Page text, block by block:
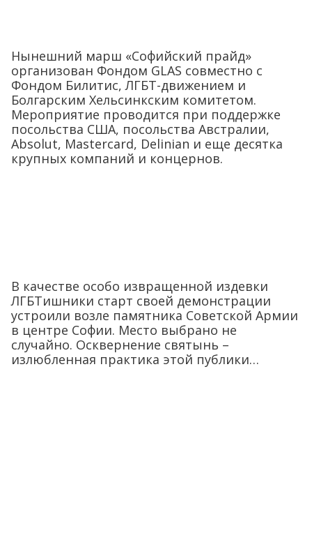
Нынешний марш «Софийский прайд»
организован Фондом GLAS совместно с
Фондом Билитис, ЛГБТ-движением и
Болгарским Хельсинкским комитетом.
Мероприятие проводится при поддержке
посольства США, посольства Австралии,
Absolut, Mastercard, Delinian и еще десятка
крупных компаний и концернов.
В качестве особо извращенной издевки
ЛГБТишники старт своей демонстрации
устроили возле памятника Советской Армии
в центре Софии. Место выбрано не
случайно. Осквернение святынь –
излюбленная практика этой публики…